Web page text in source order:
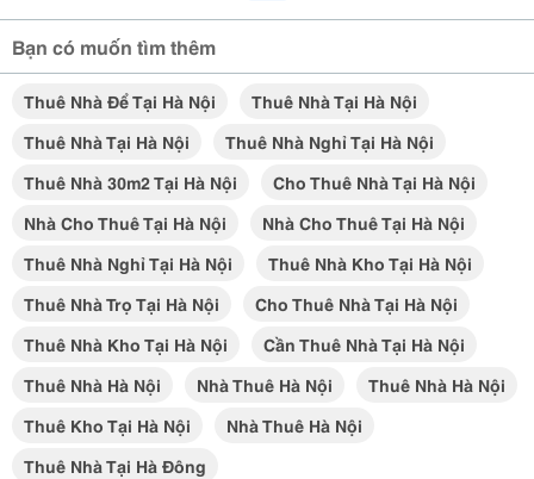
Bạn có muốn tìm thêm
Thuê Nhà Để Tại Hà Nội
Thuê Nhà Tại Hà Nội
Thuê Nhà Tại Hà Nội
Thuê Nhà Nghỉ Tại Hà Nội
Thuê Nhà 30m2 Tại Hà Nội
Cho Thuê Nhà Tại Hà Nội
Nhà Cho Thuê Tại Hà Nội
Nhà Cho Thuê Tại Hà Nội
Thuê Nhà Nghỉ Tại Hà Nội
Thuê Nhà Kho Tại Hà Nội
Thuê Nhà Trọ Tại Hà Nội
Cho Thuê Nhà Tại Hà Nội
Thuê Nhà Kho Tại Hà Nội
Cần Thuê Nhà Tại Hà Nội
Thuê Nhà Hà Nội
Nhà Thuê Hà Nội
Thuê Nhà Hà Nội
Thuê Kho Tại Hà Nội
Nhà Thuê Hà Nội
Thuê Nhà Tại Hà Đông